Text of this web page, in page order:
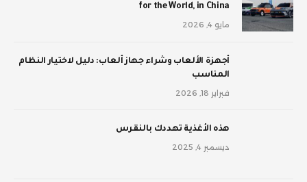
for the World, in China
مايو 4, 2026
أجهزة الألعاب وشراء جهاز ألعاب: دليل لاختيار النظام
المناسب
فبراير 18, 2026
‫هذه الأغذية تهددك بالنقرس
ديسمبر 4, 2025